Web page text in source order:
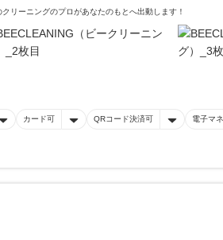
リーニングのプロがあなたのもとへ出動します！
カード可 QRコード決済可 電子マ